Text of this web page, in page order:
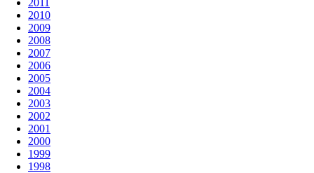
2011
2010
2009
2008
2007
2006
2005
2004
2003
2002
2001
2000
1999
1998